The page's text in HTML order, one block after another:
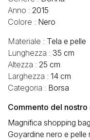
Anno : 2015
Colore : Nero
Materiale : Tela e pelle
Lunghezza : 35 cm
Altezza : 25 cm
Larghezza : 14 cm
Categoria : Borsa
Commento del nostro
Magnifica shopping
Goyardine nero e pelle